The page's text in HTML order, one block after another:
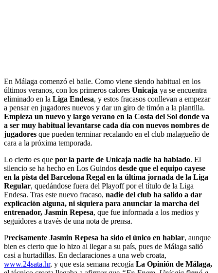
En Málaga comenzó el baile. Como viene siendo habitual en los
últimos veranos, con los primeros calores Unicaja ya se encuentra
eliminado en la Liga Endesa, y estos fracasos conllevan a empezar
a pensar en jugadores nuevos y dar un giro de timón a la plantilla.
Empieza un nuevo y largo verano en la Costa del Sol donde va
a ser muy habitual levantarse cada día con nuevos nombres de
jugadores que pueden terminar recalando en el club malagueño de
cara a la próxima temporada.
Lo cierto es que por la parte de Unicaja nadie ha hablado. El
silencio se ha hecho en Los Guindos desde que el equipo cayese
en la pista del Barcelona Regal en la última jornada de la Liga
Regular, quedándose fuera del Playoff por el título de la Liga
Endesa. Tras este nuevo fracaso, nadie del club ha salido a dar
explicación alguna, ni siquiera para anunciar la marcha del
entrenador, Jasmin Repesa, que fue informada a los medios y
seguidores a través de una nota de prensa.
Precisamente Jasmin Repesa ha sido el único en hablar, aunque
bien es cierto que lo hizo al llegar a su país, pues de Málaga salió
casi a hurtadillas. En declaraciones a una web croata,
www.24sata.hr, y que esta semana recogía La Opinión de Málaga,